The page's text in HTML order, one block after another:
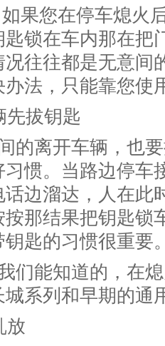
您在停车熄火后
锁在车内那在把
往往都是无意间
法，只能靠您使
先拔钥匙
离开车辆，也要
惯。当路边停车
边溜达，人在此
那结果把钥匙锁
匙的习惯很重要
能知道的，在熄
系列和早期的通
放